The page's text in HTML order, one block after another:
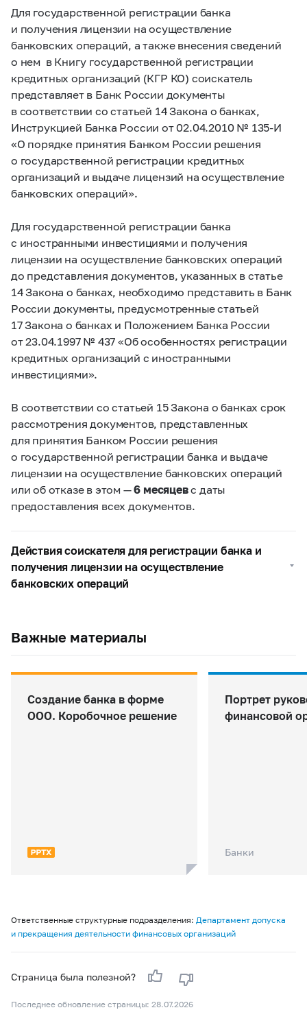
Для государственной регистрации банка
и получения лицензии на осуществление
банковских операций, а также внесения сведений
о нем в Книгу государственной регистрации
кредитных организаций (КГР КО) соискатель
представляет в Банк России документы
в соответствии со статьей 14 Закона о банках,
Инструкцией Банка России от 02.04.2010 № 135-И
«О порядке принятия Банком России решения
о государственной регистрации кредитных
организаций и выдаче лицензий на осуществление
банковских операций».
Для государственной регистрации банка
с иностранными инвестициями и получения
лицензии на осуществление банковских операций
до представления документов, указанных в статье
14 Закона о банках, необходимо представить в Банк
России документы, предусмотренные статьей
17 Закона о банках и Положением Банка России
от 23.04.1997 № 437 «Об особенностях регистрации
кредитных организаций с иностранными
инвестициями».
В соответствии со статьей 15 Закона о банках срок
рассмотрения документов, представленных
для принятия Банком России решения
о государственной регистрации банка и выдаче
лицензии на осуществление банковских операций
или об отказе в этом —6 месяцевс даты
предоставления всех документов.
Действия соискателя для регистрации банка и
получения лицензии на осуществление
банковских операций
Важные материалы
Создание банка в форме
ООО. Коробочное решение
Портрет
финансовой
Банки
Ответственные структурные подразделения: Департамент допуска
и прекращения деятельности финансовых организаций
Страница была полезной?
Последнее обновление страницы: 28.07.2026